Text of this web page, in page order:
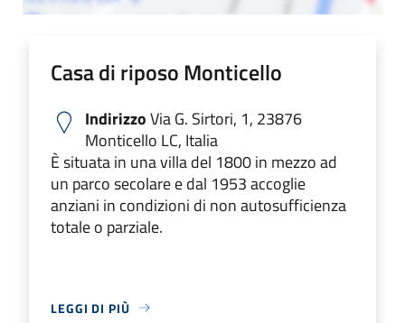
Casa di riposo Monticello
IndirizzoVia G. Sirtori, 1, 23876
Monticello LC, Italia
È situata in una villa del 1800 in mezzo ad
un parco secolare e dal 1953 accoglie
anziani in condizioni di non autosufficienza
totale o parziale.
LEGGI DI PIÙ